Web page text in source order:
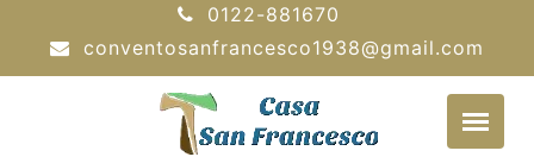
0122-881670
conventosanfrancesco1938@gmail.com